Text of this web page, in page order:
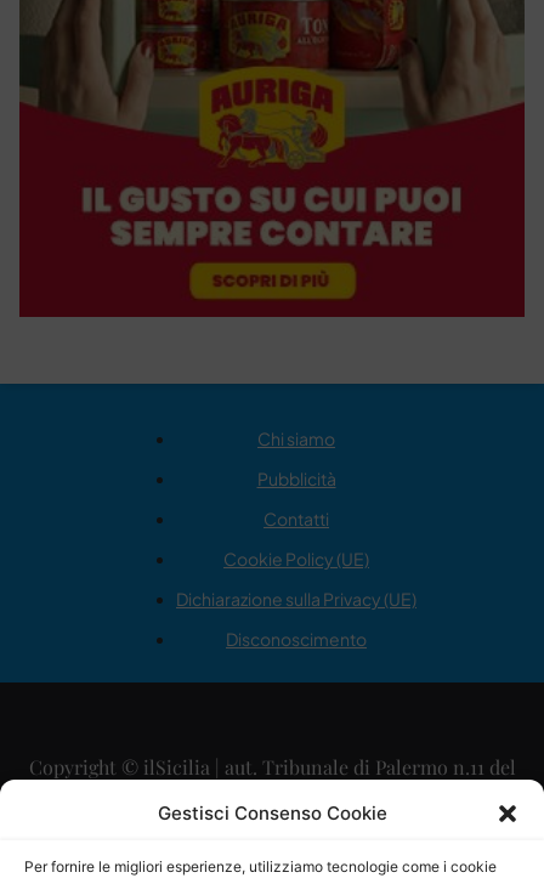
Gestisci Consenso Cookie
Per fornire le migliori esperienze, utilizziamo tecnologie come i cookie
Chi siamo
Pubblicità
Contatti
Cookie Policy (UE)
Dichiarazione sulla Privacy (UE)
Disconoscimento
Copyright © ilSicilia | aut. Tribunale di Palermo n.11 del
29/09/2015